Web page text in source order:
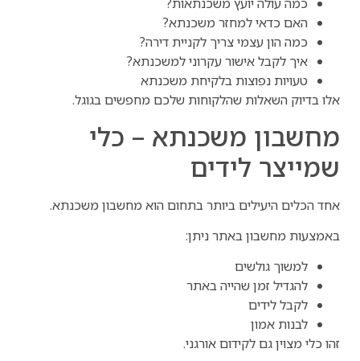
האם כדאי למחזר משכנתא?
כמה הון עצמי צריך לקניית דירה?
איך לקבל אישור עקרוני למשכנתא?
טעויות נפוצות בלקיחת משכנתא
אלו בדיוק השאלות שהלקוחות שלכם מחפשים בגוגל.
מחשבון משכנתא – כלי
שמייצר לידים
אחד הכלים היעילים ביותר בתחום הוא מחשבון משכנתא.
באמצעות מחשבון באתר ניתן:
למשוך גולשים
להגדיל זמן שהייה באתר
לקבל לידים
לבנות אמון
זהו כלי מצוין גם לקידום אורגני.